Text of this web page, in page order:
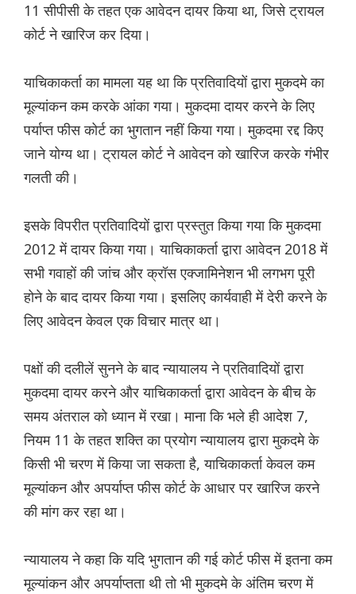
11 सीपीसी के तहत एक आवेदन दायर किया था, जिसे ट्रायल
कोर्ट ने खारिज कर दिया।
याचिकाकर्ता का मामला यह था कि प्रतिवादियों द्वारा मुकदमे का
मूल्यांकन कम करके आंका गया। मुकदमा दायर करने के लिए
पर्याप्त फीस कोर्ट का भुगतान नहीं किया गया। मुकदमा रद्द किए
जाने योग्य था। ट्रायल कोर्ट ने आवेदन को खारिज करके गंभीर
गलती की।
इसके विपरीत प्रतिवादियों द्वारा प्रस्तुत किया गया कि मुकदमा
2012 में दायर किया गया। याचिकाकर्ता द्वारा आवेदन 2018 में
सभी गवाहों की जांच और क्रॉस एक्जामिनेशन भी लगभग पूरी
होने के बाद दायर किया गया। इसलिए कार्यवाही में देरी करने के
लिए आवेदन केवल एक विचार मात्र था।
पक्षों की दलीलें सुनने के बाद न्यायालय ने प्रतिवादियों द्वारा
मुकदमा दायर करने और याचिकाकर्ता द्वारा आवेदन के बीच के
समय अंतराल को ध्यान में रखा। माना कि भले ही आदेश 7,
नियम 11 के तहत शक्ति का प्रयोग न्यायालय द्वारा मुकदमे के
किसी भी चरण में किया जा सकता है, याचिकाकर्ता केवल कम
मूल्यांकन और अपर्याप्त फीस कोर्ट के आधार पर खारिज करने
की मांग कर रहा था।
न्यायालय ने कहा कि यदि भुगतान की गई कोर्ट फीस में इतना कम
मूल्यांकन और अपर्याप्तता थी तो भी मुकदमे के अंतिम चरण में